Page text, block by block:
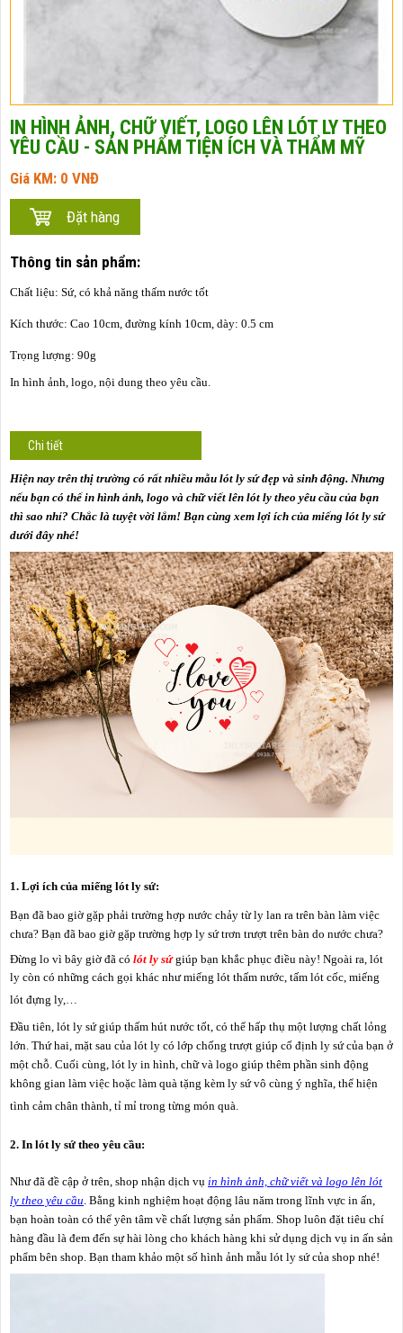
IN HÌNH ẢNH, CHỮ VIẾT, LOGO LÊN LÓT LY THEO
YÊU CẦU - SẢN PHẨM TIỆN ÍCH VÀ THẨM MỸ
Giá KM: 0 VNĐ
Thông tin sản phẩm:
Chất liệu: Sứ, có khả năng thấm nước tốt
Kích thước: Cao 10cm, đường kính 10cm, dày: 0.5 cm
Trọng lượng: 90g
In hình ảnh, logo, nội dung theo yêu cầu.
Chi tiết
Hiện nay trên thị trường có rất nhiều mẫu lót ly sứ đẹp và sinh động. Nhưng
nếu bạn có thể in hình ảnh, logo và chữ viết lên lót ly theo yêu cầu của bạn
thì sao nhỉ? Chắc là tuyệt vời lắm! Bạn cùng xem lợi ích của miếng lót ly sứ
dưới đây nhé!
1. Lợi ích của miếng lót ly sứ:
Bạn đã bao giờ gặp phải trường hợp nước chảy từ ly lan ra trên bàn làm việc
chưa? Bạn đã bao giờ gặp trường hợp ly sứ trơn trượt trên bàn do nước chưa?
Đừng lo vì bây giờ đã có lót ly sứgiúp bạn khắc phục điều này! Ngoài ra, lót
ly còn có những cách gọi khác như miếng lót thấm nước, tấm lót cốc, miếng
lót đựng ly,…
Đầu tiên, lót ly sứ giúp thấm hút nước tốt, có thể hấp thụ một lượng chất lỏng
lớn. Thứ hai, mặt sau của lót ly có lớp chống trượt giúp cố định ly sứ của bạn ở
một chỗ. Cuối cùng, lót ly in hình, chữ và logo giúp thêm phần sinh động
không gian làm việc hoặc làm quà tặng kèm ly sứ vô cùng ý nghĩa, thể hiện
tình cảm chân thành, tỉ mỉ trong từng món quà.
2. In lót ly sứ theo yêu cầu:
Như đã đề cập ở trên, shop nhận dịch vụ in hình ảnh, chữ viết và logo lên lót
ly theo yêu cầu. Bằng kinh nghiệm hoạt động lâu năm trong lĩnh vực in ấn,
bạn hoàn toàn có thể yên tâm về chất lượng sản phẩm. Shop luôn đặt tiêu chí
hàng đầu là đem đến sự hài lòng cho khách hàng khi sử dụng dịch vụ in ấn sản
phẩm bên shop. Bạn tham khảo một số hình ảnh mẫu lót ly sứ của shop nhé!